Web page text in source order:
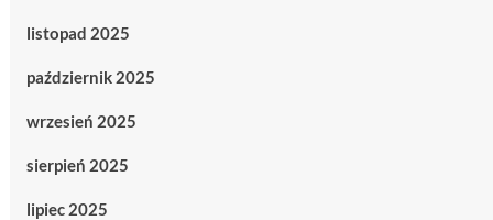
listopad 2025
październik 2025
wrzesień 2025
sierpień 2025
lipiec 2025